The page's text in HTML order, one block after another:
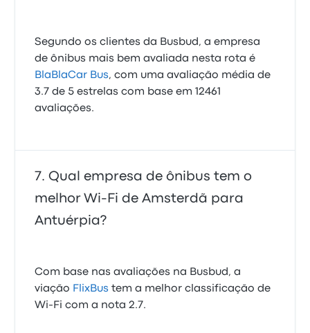
Segundo os clientes da Busbud, a empresa
de ônibus mais bem avaliada nesta rota é
BlaBlaCar Bus, com uma avaliação média de
3.7 de 5 estrelas com base em 12461
avaliações.
Qual empresa de ônibus tem o
melhor Wi-Fi de Amsterdã para
Antuérpia?
Com base nas avaliações na Busbud, a
viação FlixBus tem a melhor classificação de
Wi-Fi com a nota 2.7.